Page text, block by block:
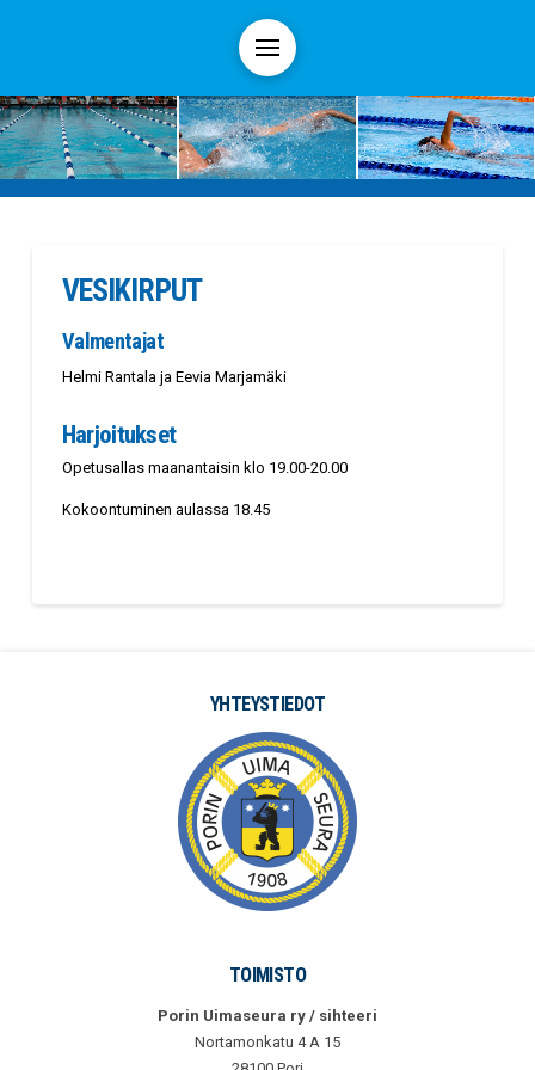
VESIKIRPUT
Valmentajat
Helmi Rantala ja Eevia Marjamäki
Harjoitukset
Opetusallas maanantaisin klo 19.00-20.00
Kokoontuminen aulassa 18.45
YHTEYSTIEDOT
TOIMISTO
Porin Uimaseura ry / sihteeri
Nortamonkatu 4 A 15